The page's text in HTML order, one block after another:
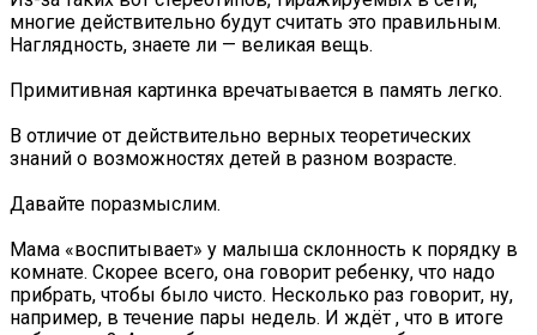
многие действительно будут считать это правильным.
Наглядность, знаете ли — великая вещь.
Примитивная картинка вречатывается в память легко.
В отличие от действительно верных теоретических
знаний о возможностях детей в разном возрасте.
Давайте поразмыслим.
Мама «воспитывает» у малыша склонность к порядку в
комнате. Скорее всего, она говорит ребенку, что надо
прибрать, чтобы было чисто. Несколько раз говорит, ну,
например, в течение пары недель. И ждёт , что в итоге